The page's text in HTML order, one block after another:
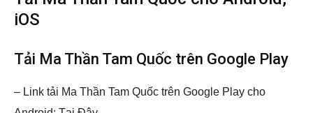
iOS
Tải Ma Thần Tam Quốc trên Google Play
– Link tải Ma Thần Tam Quốc trên Google Play cho